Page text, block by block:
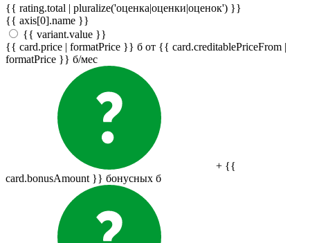
{{ rating.total | pluralize('оценка|оценки|оценок') }}
{{ axis[0].name }}
{{ variant.value }}
{{ card.price | formatPrice }} б от {{ card.creditablePriceFrom |
formatPrice }} б/мес
+ {{
card.bonusAmount }} бонусных б